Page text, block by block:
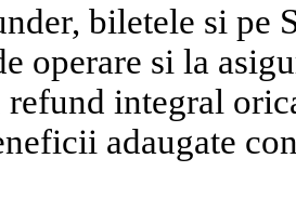
biletele si pe
operare si la
refund integral
adaugate